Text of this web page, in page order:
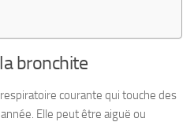
bronchite
courante qui touche des
Elle peut être aiguë ou